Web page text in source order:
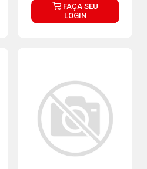
FAÇA SEU
LOGIN